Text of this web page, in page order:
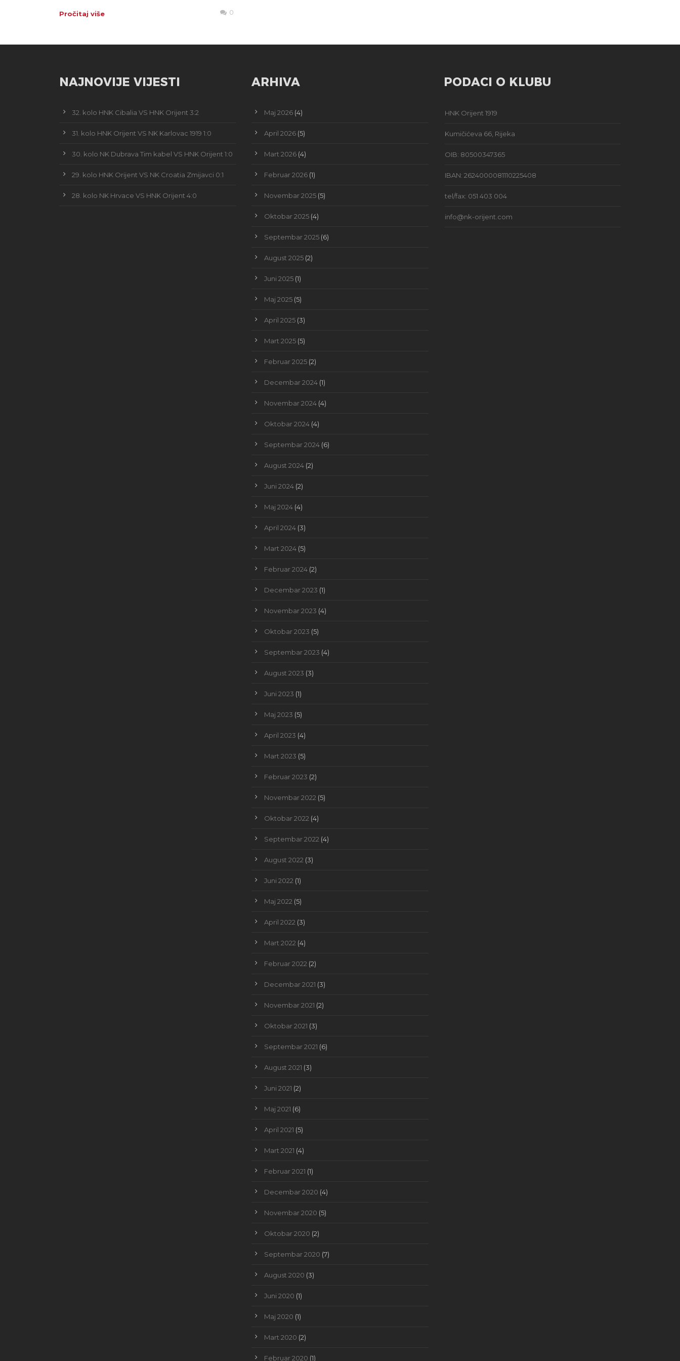
Pročitaj više 0
NAJNOVIJE VIJESTI
32. kolo HNK Cibalia VS HNK Orijent 3:2
31. kolo HNK Orijent VS NK Karlovac 1919 1:0
30. kolo NK Dubrava Tim kabel VS HNK Orijent 1:0
29. kolo HNK Orijent VS NK Croatia Zmijavci 0:1
28. kolo NK Hrvace VS HNK Orijent 4:0
ARHIVA
Maj 2026(4)
April 2026(5)
Mart 2026(4)
Februar 2026(1)
Novembar 2025(5)
Oktobar 2025(4)
Septembar 2025(6)
August 2025(2)
Juni 2025(1)
Maj 2025(5)
April 2025(3)
Mart 2025(5)
Februar 2025(2)
Decembar 2024(1)
Novembar 2024(4)
Oktobar 2024(4)
Septembar 2024(6)
August 2024(2)
Juni 2024(2)
Maj 2024(4)
April 2024(3)
Mart 2024(5)
Februar 2024(2)
Decembar 2023 (1)
Novembar 2023 (4)
Oktobar 2023 (5)
Septembar 2023 (4)
August 2023 (3)
Juni 2023 (1)
Maj 2023 (5)
April 2023 (4)
Mart 2023 (5)
Februar 2023 (2)
Novembar 2022 (5)
Oktobar 2022 (4)
Septembar 2022 (4)
August 2022 (3)
Juni 2022 (1)
Maj 2022 (5)
April 2022 (3)
Mart 2022 (4)
Februar 2022 (2)
Decembar 2021 (3)
Novembar 2021 (2)
Oktobar 2021 (3)
Septembar 2021 (6)
August 2021 (3)
Juni 2021 (2)
Maj 2021 (6)
April 2021 (5)
Mart 2021 (4)
Februar 2021 (1)
Decembar 2020 (4)
Novembar 2020 (5)
Oktobar 2020 (2)
Septembar 2020 (7)
August 2020 (3)
Juni 2020 (1)
Maj 2020 (1)
Mart 2020 (2)
Februar 2020 (1)
PODACI O KLUBU
HNK Orijent 1919
Kumičićeva 66, Rijeka
OIB: 80500347365
IBAN: 2624000081110225408
tel/fax: 051 403 004
info@nk-orijent.com